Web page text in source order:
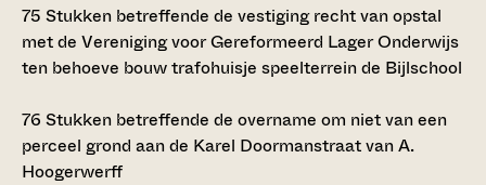
75 Stukken betreffende de vestiging recht van opstal
met de Vereniging voor Gereformeerd Lager Onderwijs
ten behoeve bouw trafohuisje speelterrein de Bijlschool
76 Stukken betreffende de overname om niet van een
perceel grond aan de Karel Doormanstraat van A.
Hoogerwerff